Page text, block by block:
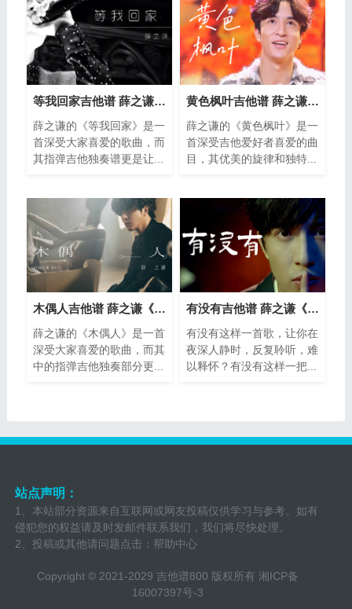
等我回家吉他谱 薛之谦《等我回家》指弹
薛之谦的《等我回家》是一
首深受大家喜爱的歌曲，而
其指弹吉他独奏谱更是让...
黄色枫叶吉他谱 薛之谦《黄色枫叶》指弹
薛之谦的《黄色枫叶》是一
首深受吉他爱好者喜爱的曲
目，其优美的旋律和独特...
木偶人吉他谱 薛之谦《木偶人》指弹吉他
薛之谦的《木偶人》是一首
深受大家喜爱的歌曲，而其
中的指弹吉他独奏部分更...
有没有吉他谱 薛之谦《有没有》指弹吉他
有没有这样一首歌，让你在
夜深人静时，反复聆听，难
以释怀？有没有这样一把...
站点声明：
1、本站部分资源来自互联网或网友投稿仅供学习与参考。如有
侵犯您的权益请及时发邮件联系我们，我们将尽快处理。
2、投稿或其他请问题点击： 帮助中心
Copyright © 2021-2029 吉他谱800 版权所有湘ICP备
16007397号-3